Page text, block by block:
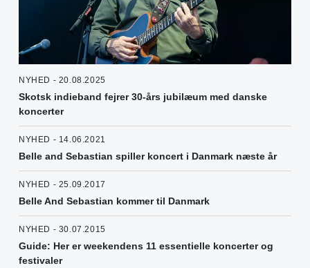
NYHED - 20.08.2025
Skotsk indieband fejrer 30-års jubilæum med danske
koncerter
NYHED - 14.06.2021
Belle and Sebastian spiller koncert i Danmark næste år
NYHED - 25.09.2017
Belle And Sebastian kommer til Danmark
NYHED - 30.07.2015
Guide: Her er weekendens 11 essentielle koncerter og
festivaler